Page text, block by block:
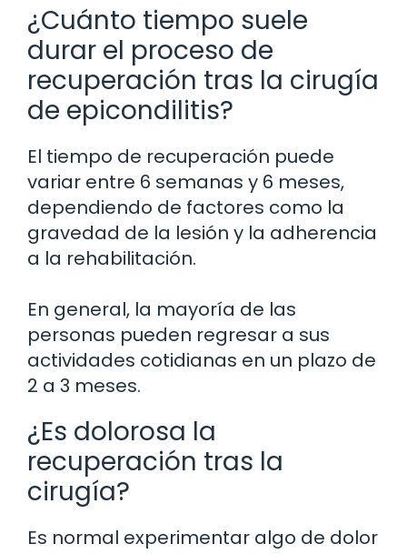
¿Cuánto tiempo suele
durar el proceso de
recuperación tras la cirugía
de epicondilitis?
El tiempo de recuperación puede
variar entre 6 semanas y 6 meses,
dependiendo de factores como la
gravedad de la lesión y la adherencia
a la rehabilitación.
En general, la mayoría de las
personas pueden regresar a sus
actividades cotidianas en un plazo de
2 a 3 meses.
¿Es dolorosa la
recuperación tras la
cirugía?
Es normal experimentar algo de dolor